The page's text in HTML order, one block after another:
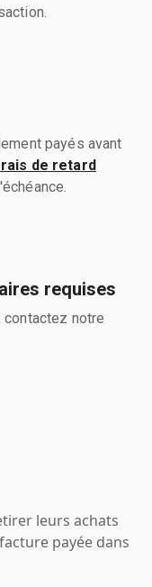
payés avant
de retard
requises
notre
leurs achats
payée dans